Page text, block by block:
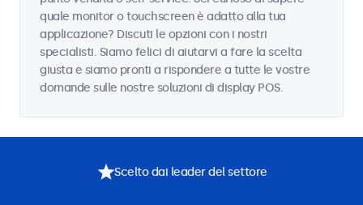
quale monitor o touchscreen è adatto alla tua
applicazione? Discuti le opzioni con i nostri
specialisti. Siamo felici di aiutarvi a fare la scelta
giusta e siamo pronti a rispondere a tutte le vostre
domande sulle nostre soluzioni di display POS.
Scelto dai leader del settore